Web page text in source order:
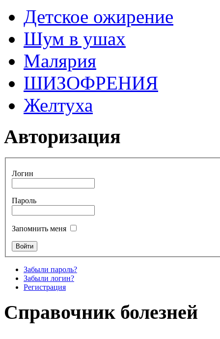
Детское ожирение
Шум в ушах
Малярия
ШИЗОФРЕНИЯ
Желтуха
Авторизация
Логин
Пароль
Запомнить меня
Забыли пароль?
Забыли логин?
Регистрация
Справочник болезней